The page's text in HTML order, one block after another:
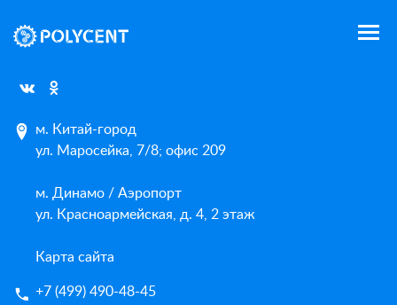
м. Китай-город
ул. Маросейка, 7/8; офис 209
м. Динамо / Аэропорт
ул. Красноармейская, д. 4, 2 этаж
Карта сайта
+7 (499) 490-48-45